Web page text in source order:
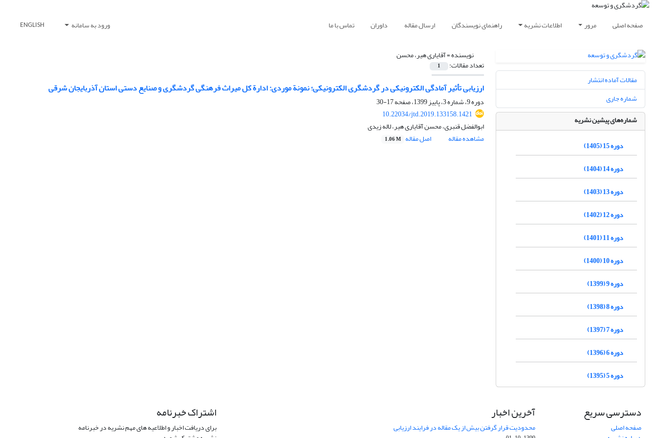
صفحه اصلی مرور اطلاعات نشریه راهنمای نویسندگان ارسال مقاله داوران تماس با ما ورود به سامانه ENGLISH
نویسنده =آقایاری هیر، محسن
تعداد مقالات: 1
ارزیابی تأثیر آمادگی الکترونیکی در گردشگری الکترونیکی؛ نمونة موردی: ادارة کل میراث فرهنگی گردشگری و صنایع دستی استان آذربایجان شرقی
دوره 9، شماره 3، پاییز 1399، صفحه
17-30
10.22034/jtd.2019.133158.1421
ابوالفضل قنبری، محسن آقایاری هیر، لاله زیدی
مشاهده مقاله
اصل مقاله 1.06 M
مقالات آماده انتشار
شماره جاری
شماره‌های پیشین نشریه
دوره 15 (1405)
دوره 14 (1404)
دوره 13 (1403)
دوره 12 (1402)
دوره 11 (1401)
دوره 10 (1400)
دوره 9 (1399)
دوره 8 (1398)
دوره 7 (1397)
دوره 6 (1396)
دوره 5 (1395)
دسترسی سریع
صفحه اصلی
آخرین اخبار
محدودیت قرار گرفتن بیش از یک مقاله در فرایند ارزیابی
اشتراک خبرنامه
برای دریافت اخبار و اطلاعیه های مهم نشریه در خبرنامه